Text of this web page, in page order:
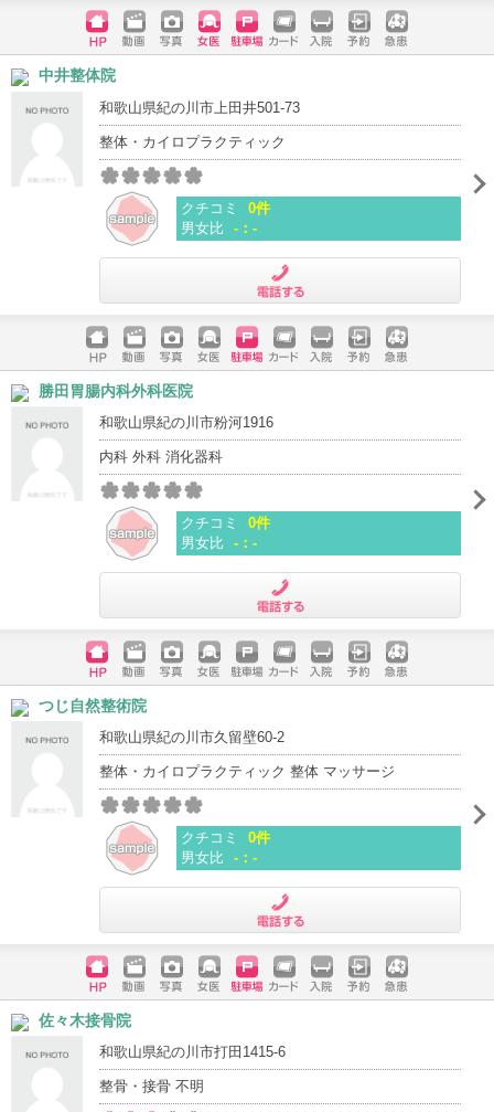
ホームペ
ージ
動画 写真 女医 駐車場
クレジッ
入院 予約 急患
中井整体院
和歌山県紀の川市上田井501-73
整体・カイロプラクティック
クチコミ
0件
男女比 -：-
ホームペ
ージ
動画 写真 女医 駐車場
クレジッ
入院 予約 急患
勝田胃腸内科外科医院
和歌山県紀の川市粉河1916
内科 外科 消化器科
クチコミ
0件
男女比 -：-
ホームペ
ージ
動画 写真 女医 駐車場
クレジッ
入院 予約 急患
つじ自然整術院
和歌山県紀の川市久留壁60-2
整体・カイロプラクティック 整体 マッサージ
クチコミ
0件
男女比 -：-
ホームペ
ージ
動画 写真 女医 駐車場
クレジッ
入院 予約 急患
佐々木接骨院
和歌山県紀の川市打田1415-6
整骨・接骨 不明